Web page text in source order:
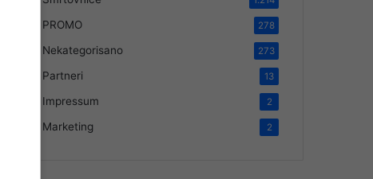
PROMO 278
Nekategorisano 273
Partneri 13
Impressum 2
Marketing 2